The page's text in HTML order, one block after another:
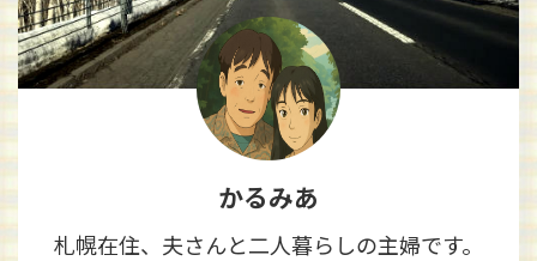
かるみあ
札幌在住、夫さんと二人暮らしの主婦です。